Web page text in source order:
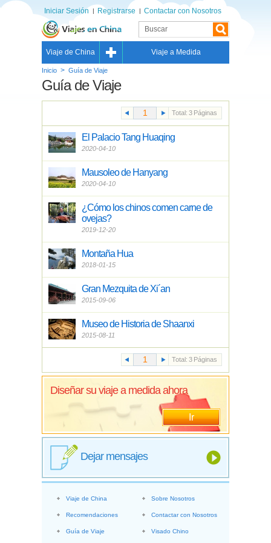
Iniciar Sesión Registrarse Contactar con Nosotros
Viaje de China Viaje a Medida
Inicio > Guía de Viaje
Guía de Viaje
Total: 3 Páginas
El Palacio Tang Huaqing
2020-04-10
Mausoleo de Hanyang
2020-04-10
¿Cómo los chinos comen carne de
ovejas?
2019-12-20
Montaña Hua
2018-01-15
Gran Mezquita de Xi´an
2015-09-06
Museo de Historia de Shaanxi
2015-08-11
Total: 3 Páginas
Diseñar su viaje a medida ahora
Ir
Dejar mensajes
Viaje de China
Recomendaciones
Guía de Viaje
Sobre Nosotros
Contactar con Nosotros
Visado Chino